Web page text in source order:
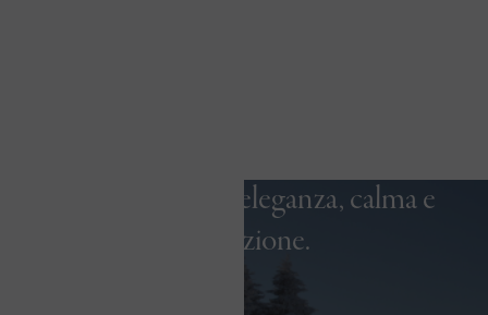
sono vissuti con eleganza, calma e
distinzione.